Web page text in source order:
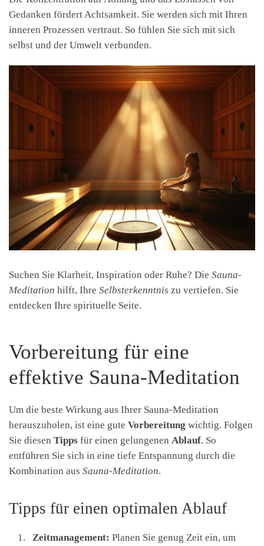
Gedanken fördert Achtsamkeit. Sie werden sich mit Ihren
inneren Prozessen vertraut. So fühlen Sie sich mit sich
selbst und der Umwelt verbunden.
Suchen Sie Klarheit, Inspiration oder Ruhe? Die Sauna-
Meditation hilft, Ihre Selbsterkenntnis zu vertiefen. Sie
entdecken Ihre spirituelle Seite.
Vorbereitung für eine
effektive Sauna-Meditation
Um die beste Wirkung aus Ihrer Sauna-Meditation
herauszuholen, ist eine gute Vorbereitung wichtig. Folgen
Sie diesen Tipps für einen gelungenen Ablauf. So
entführen Sie sich in eine tiefe Entspannung durch die
Kombination aus Sauna-Meditation.
Tipps für einen optimalen Ablauf
Zeitmanagement: Planen Sie genug Zeit ein, um